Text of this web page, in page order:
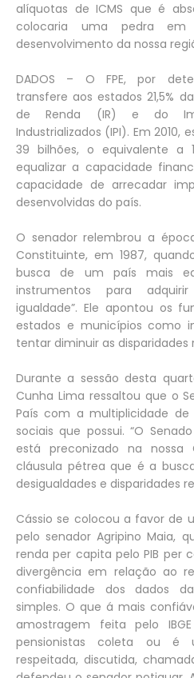
alíquotas de ICMS que é
colocaria uma pedra em
desenvolvimento da nossa
DADOS – O FPE, por
transfere aos estados 21,5%
de Renda (IR) e do
Industrializados (IPI). Em 2010,
39 bilhões, o equivalente a
equalizar a capacidade
capacidade de arrecadar
desenvolvidas do país.
O senador relembrou a
Constituinte, em 1987,
busca de um país mais
instrumentos para
igualdade”. Ele apontou os
estados e municípios como
tentar diminuir as disparidades
Durante a sessão desta
Cunha Lima ressaltou que o
País com a multiplicidade de
sociais que possui. “O
está preconizado na nossa
cláusula pétrea que é a
desigualdades e disparidades
Cássio se colocou a favor de
pelo senador Agripino Maia,
renda per capita pelo PIB per
divergência em relação ao
confiabilidade dos dados
simples. O que á mais
amostragem feita pelo
pensionistas coleta ou é
respeitada, discutida,